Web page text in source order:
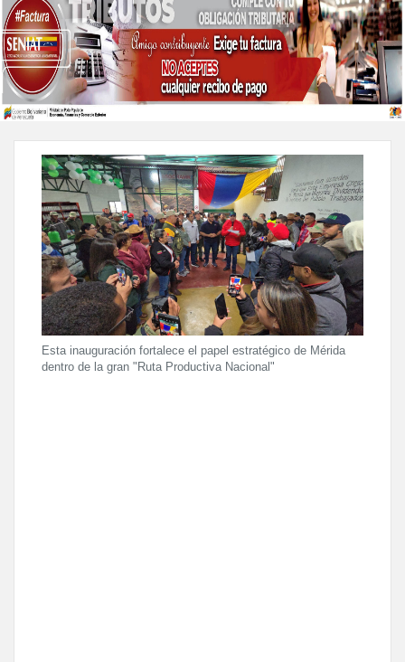
Esta inauguración fortalece el papel estratégico de Mérida
dentro de la gran "Ruta Productiva Nacional"